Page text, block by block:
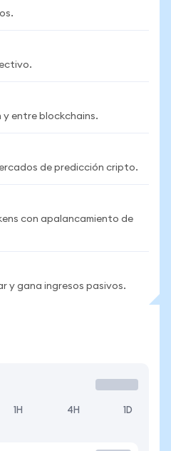
y entre blockchains.
de predicción cripto.
con apalancamiento de
y gana ingresos pasivos.
1H 4H 1D